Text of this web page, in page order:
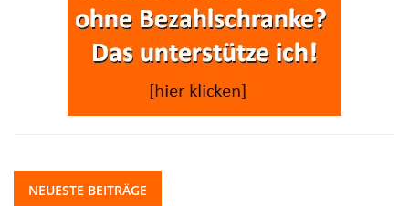
NEUESTE BEITRÄGE